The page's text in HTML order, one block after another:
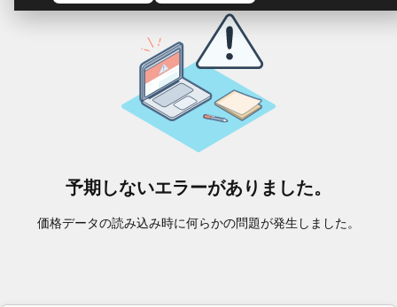
予期しないエラーがありました。
価格データの読み込み時に何らかの問題が発生しました。